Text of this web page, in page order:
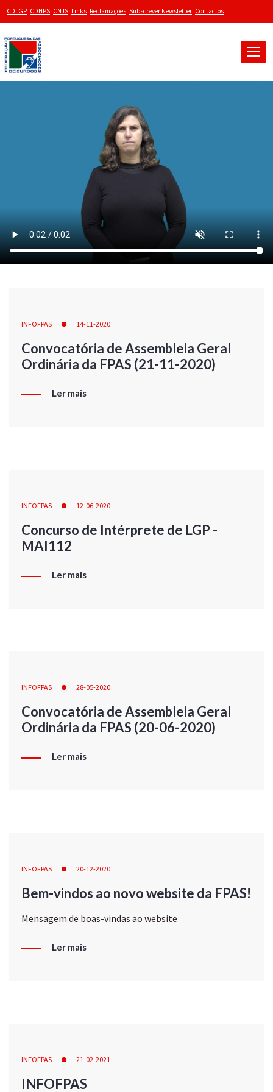
CDLGP CDHPS CNJS Links Reclamações Subscrever Newsletter Contactos
Toggle
INFOFPAS 14-11-2020
Convocatória de Assembleia Geral
Ordinária da FPAS (21-11-2020)
Ler mais
INFOFPAS 12-06-2020
Concurso de Intérprete de LGP -
MAI112
Ler mais
INFOFPAS 28-05-2020
Convocatória de Assembleia Geral
Ordinária da FPAS (20-06-2020)
Ler mais
INFOFPAS 20-12-2020
Bem-vindos ao novo website da FPAS!
Mensagem de boas-vindas ao website
Ler mais
INFOFPAS 21-02-2021
INFOFPAS